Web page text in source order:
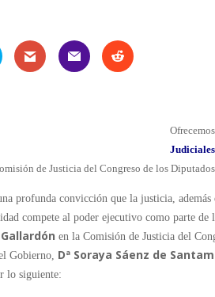
de Justicia del Congreso de los
profunda convicción que la justicia, además
compete al poder ejecutivo como parte
en la Comisión de Justicia del
Gobierno, Dª Soraya Sáenz de
lo siguiente: